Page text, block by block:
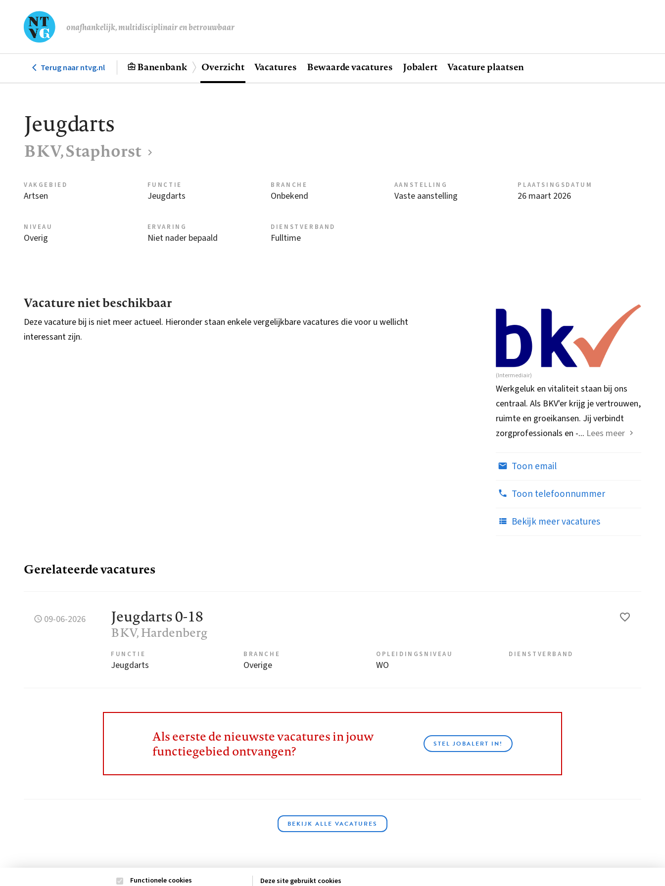
de
onafhankelijk, multidisciplinair en betrouwbaar
Hoofdnavigatie
Terug naar ntvg.nl Banenbank Overzicht Vacatures Bewaarde vacatures Jobalert Vacature plaatsen
Jeugdarts
BKV, Staphorst
VAKGEBIED
Artsen
FUNCTIE
Jeugdarts
BRANCHE
Onbekend
AANSTELLING
Vaste aanstelling
PLAATSINGSDATUM
26 maart 2026
NIVEAU
Overig
ERVARING
Niet nader bepaald
DIENSTVERBAND
Fulltime
Vacature niet beschikbaar
Deze vacature bij is niet meer actueel. Hieronder staan enkele vergelijkbare vacatures die voor u wellicht
interessant zijn.
(Intermediair)
Werkgeluk en vitaliteit staan bij ons
centraal. Als BKV'er krijg je vertrouwen,
ruimte en groeikansen. Jij verbindt
zorgprofessionals en -... Lees meer
Toon email
Toon telefoonnummer
Bekijk meer vacatures
Gerelateerde vacatures
09-06-2026 Jeugdarts 0-18
BKV, Hardenberg
FUNCTIE
Jeugdarts
BRANCHE
Overige
OPLEIDINGSNIVEAU
WO
DIENSTVERBAND
Als eerste de nieuwste vacatures in jouw
functiegebied ontvangen?
STEL JOBALERT IN!
BEKIJK ALLE VACATURES
Deze site gebruikt cookies
Functionele cookies